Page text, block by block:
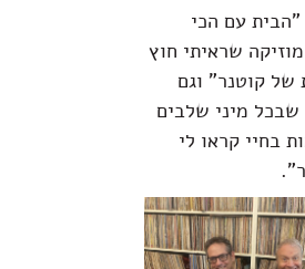
"הבית עם הכי
שראיתי חוץ
של קוטנר" וגם
שבכל מיני שלבים
בחיי קראו לי